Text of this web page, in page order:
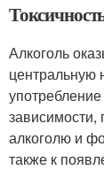
Алкоголь
центральную
зависимости,
алкоголю и
также к